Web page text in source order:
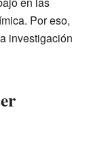
Por eso,
investigación